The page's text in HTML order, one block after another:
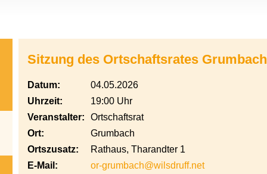
Sitzung des Ortschaftsrates Grumbach
Datum:
04.05.2026
Uhrzeit:
19:00 Uhr
Veranstalter:
Ortschaftsrat
Ort:
Grumbach
Ortszusatz:
Rathaus, Tharandter 1
E-Mail:
or-grumbach@wilsdruff.net